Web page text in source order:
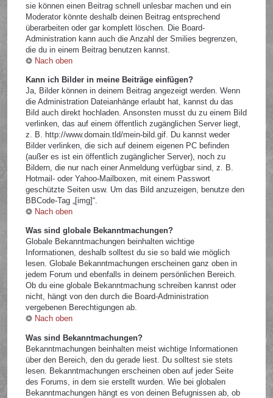
sie können einen Beitrag schnell unlesbar machen und ein
Moderator könnte deshalb deinen Beitrag entsprechend
überarbeiten oder gar komplett löschen. Die Board-
Administration kann auch die Anzahl der Smilies begrenzen,
die du in einem Beitrag benutzen kannst.
Nach oben
Kann ich Bilder in meine Beiträge einfügen?
Ja, Bilder können in deinem Beitrag angezeigt werden. Wenn
die Administration Dateianhänge erlaubt hat, kannst du das
Bild auch direkt hochladen. Ansonsten musst du zu einem Bild
verlinken, das auf einem öffentlich zugänglichen Server liegt,
z. B. http://www.domain.tld/mein-bild.gif. Du kannst weder
Bilder verlinken, die sich auf deinem eigenen PC befinden
(außer es ist ein öffentlich zugänglicher Server), noch zu
Bildern, die nur nach einer Anmeldung verfügbar sind, z. B.
Hotmail- oder Yahoo-Mailboxen, mit einem Passwort
geschützte Seiten usw. Um das Bild anzuzeigen, benutze den
BBCode-Tag „[img]“.
Nach oben
Was sind globale Bekanntmachungen?
Globale Bekanntmachungen beinhalten wichtige
Informationen, deshalb solltest du sie so bald wie möglich
lesen. Globale Bekanntmachungen erscheinen ganz oben in
jedem Forum und ebenfalls in deinem persönlichen Bereich.
Ob du eine globale Bekanntmachung schreiben kannst oder
nicht, hängt von den durch die Board-Administration
vergebenen Berechtigungen ab.
Nach oben
Was sind Bekanntmachungen?
Bekanntmachungen beinhalten meist wichtige Informationen
über den Bereich, den du gerade liest. Du solltest sie stets
lesen. Bekanntmachungen erscheinen oben auf jeder Seite
des Forums, in dem sie erstellt wurden. Wie bei globalen
Bekanntmachungen hängt es von deinen Befugnissen ab, ob